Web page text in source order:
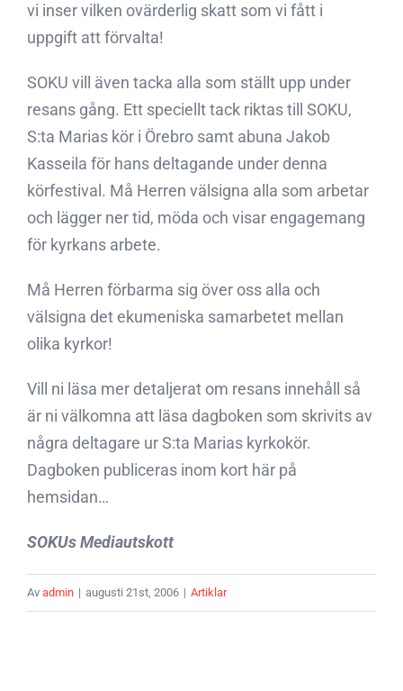
vi inser vilken ovärderlig skatt som vi fått i
uppgift att förvalta!
SOKU vill även tacka alla som ställt upp under
resans gång. Ett speciellt tack riktas till SOKU,
S:ta Marias kör i Örebro samt abuna Jakob
Kasseila för hans deltagande under denna
körfestival. Må Herren välsigna alla som arbetar
och lägger ner tid, möda och visar engagemang
för kyrkans arbete.
Må Herren förbarma sig över oss alla och
välsigna det ekumeniska samarbetet mellan
olika kyrkor!
Vill ni läsa mer detaljerat om resans innehåll så
är ni välkomna att läsa dagboken som skrivits av
några deltagare ur S:ta Marias kyrkokör.
Dagboken publiceras inom kort här på
hemsidan…
SOKUs Mediautskott
Av admin | augusti 21st, 2006 | Artiklar